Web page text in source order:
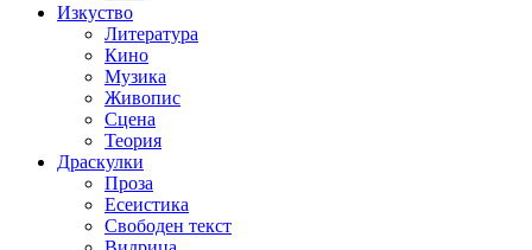
Изкуство
Литература
Кино
Музика
Живопис
Сцена
Теория
Драскулки
Проза
Есеистика
Свободен текст